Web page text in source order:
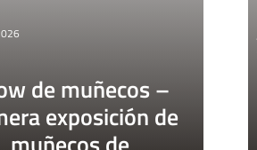
de muñecos –
exposición de